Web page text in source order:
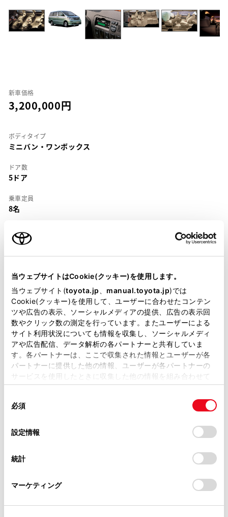
当ウェブサイトはCookie(クッキー)を使用します。
当ウェブサイト(toyota.jp manual.toyota.jp)では
Cookie(クッキー)を使用して、ユーザーに合わせたコンテン
ツや広告の表示、ソーシャルメディアの提供、広告の表示回
数やクリック数の測定を行っています。またユーザーによる
サイト利用状況についても情報を収集し、ソーシャルメディ
アや広告配信、データ解析の各パートナーと共有していま
す。各パートナーは、ここで収集された情報とユーザーが各
パートナーに提供した他の情報、ユーザーが各パートナーの
サービスを使用したときに収集した他の情報を組み合わせて
使用することがあります。当ウェブサイトの使用を続行する
デバイスにすべてのCookie(クッキー)が保存されることに同
意したことになります。Cookie(クッキー)のオプトアウト、
設定の変更、同意を撤回したりするにあたっては、当社の
「Cookie（クッキー）情報の取り扱いについて
」をご覧くだ
必須
設定情報
統計
マーケティング
新車価格
3,200,000
ボディタイプ
ミニバン・ワンボックス
ドア数
5ドア
乗車定員
8名
UA-ANH15W
4845 1830
ホイールベース ※1
2900mm
トレッド前／後
1560/1540mm
室内長× 室内幅×室内高
3085 × 1585×1390mm
車両重量